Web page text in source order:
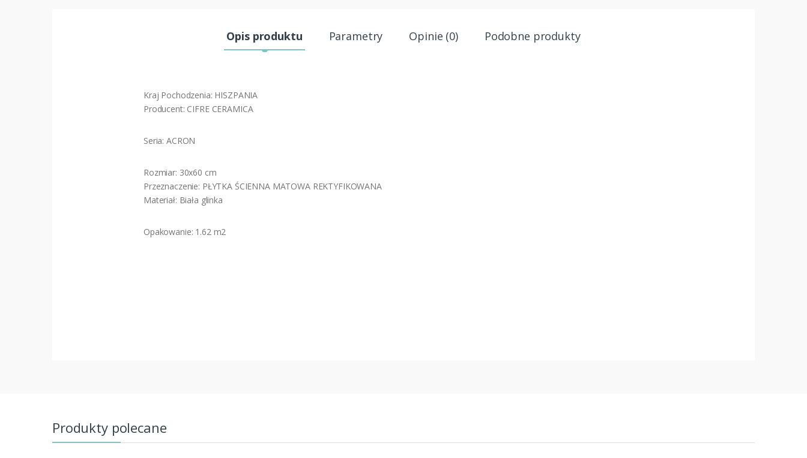
Opis produktu Parametry Opinie (0) Podobne produkty
Kraj Pochodzenia: HISZPANIA
Producent: CIFRE CERAMICA
Seria: ACRON
Rozmiar: 30x60 cm
Przeznaczenie: PŁYTKA ŚCIENNA MATOWA REKTYFIKOWANA
Materiał: Biała glinka
Opakowanie: 1.62 m2
Produkty polecane